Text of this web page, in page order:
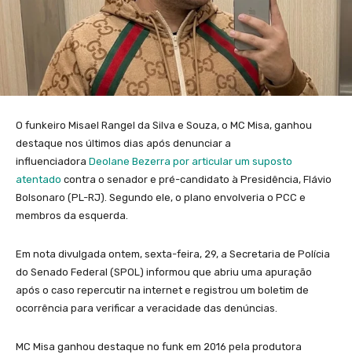
O funkeiro Misael Rangel da Silva e Souza, o MC Misa, ganhou
destaque nos últimos dias após denunciar a
influenciadora Deolane Bezerra por articular um suposto
atentado contra o senador e pré-candidato à Presidência, Flávio
Bolsonaro (PL-RJ). Segundo ele, o plano envolveria o PCC e
membros da esquerda.
Em nota divulgada ontem, sexta-feira, 29, a Secretaria de Polícia
do Senado Federal (SPOL) informou que abriu uma apuração
após o caso repercutir na internet e registrou um boletim de
ocorrência para verificar a veracidade das denúncias.
MC Misa ganhou destaque no funk em 2016 pela produtora